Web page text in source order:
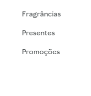
Fragrâncias
Presentes
Promoções